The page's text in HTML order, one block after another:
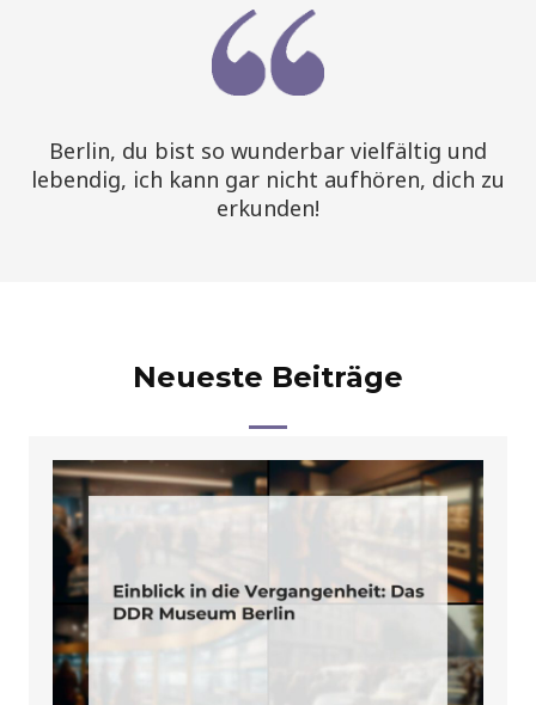
Berlin, du bist so wunderbar vielfältig und
lebendig, ich kann gar nicht aufhören, dich zu
erkunden!
Neueste Beiträge